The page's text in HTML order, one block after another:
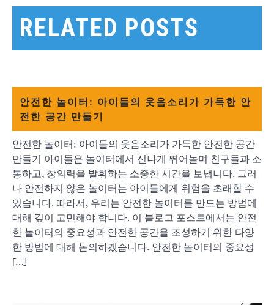
색
RELATED POSTS
안전한 놀이터: 아이들의 웃음소리가 가득한 안
전한 공간 만들기
안전한 놀이터: 아이들의 웃음소리가 가득한 안전한 공간
만들기 아이들은 놀이터에서 신나게 뛰어놀며 친구들과 소
통하고, 창의력을 발휘하는 소중한 시간을 보냅니다. 그러
나 안전하지 않은 놀이터는 아이들에게 위험을 초래할 수
있습니다. 따라서, 우리는 안전한 놀이터를 만드는 방법에
대해 깊이 고민해야 합니다. 이 블로그 포스트에서는 안전
한 놀이터의 중요성과 안전한 공간을 조성하기 위한 다양
한 방법에 대해 논의하겠습니다. 안전한 놀이터의 중요성
[…]